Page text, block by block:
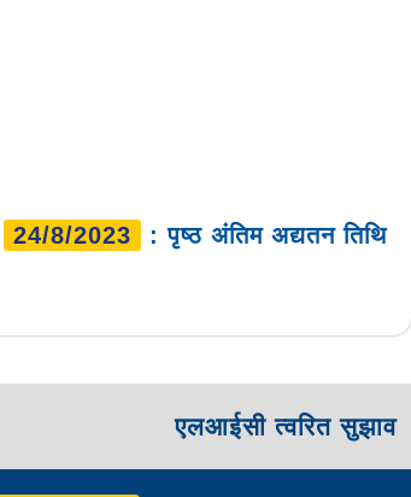
24/8/2023 : पृष्ठ अंतिम अद्यतन तिथि
एलआईसी त्वरित सुझाव